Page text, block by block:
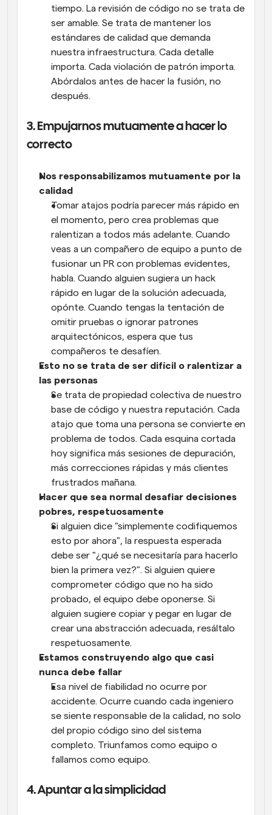
tiempo. La revisión de código no se trata de
ser amable. Se trata de mantener los
estándares de calidad que demanda
nuestra infraestructura. Cada detalle
importa. Cada violación de patrón importa.
Abórdalos antes de hacer la fusión, no
después.
3. Empujarnos mutuamente a hacer lo
correcto
Nos responsabilizamos mutuamente por la
calidad
Tomar atajos podría parecer más rápido en
el momento, pero crea problemas que
ralentizan a todos más adelante. Cuando
veas a un compañero de equipo a punto de
fusionar un PR con problemas evidentes,
habla. Cuando alguien sugiera un hack
rápido en lugar de la solución adecuada,
opónte. Cuando tengas la tentación de
omitir pruebas o ignorar patrones
arquitectónicos, espera que tus
compañeros te desafíen.
Esto no se trata de ser difícil o ralentizar a
las personas
Se trata de propiedad colectiva de nuestro
base de código y nuestra reputación. Cada
atajo que toma una persona se convierte en
problema de todos. Cada esquina cortada
hoy significa más sesiones de depuración,
más correcciones rápidas y más clientes
frustrados mañana.
Hacer que sea normal desafiar decisiones
pobres, respetuosamente
Si alguien dice "simplemente codifiquemos
esto por ahora", la respuesta esperada
debe ser "¿qué se necesitaría para hacerlo
bien la primera vez?". Si alguien quiere
comprometer código que no ha sido
probado, el equipo debe oponerse. Si
alguien sugiere copiar y pegar en lugar de
crear una abstracción adecuada, resáltalo
respetuosamente.
Estamos construyendo algo que casi
nunca debe fallar
Esa nivel de fiabilidad no ocurre por
accidente. Ocurre cuando cada ingeniero
se siente responsable de la calidad, no solo
del propio código sino del sistema
completo. Triunfamos como equipo o
fallamos como equipo.
4. Apuntar a la simplicidad